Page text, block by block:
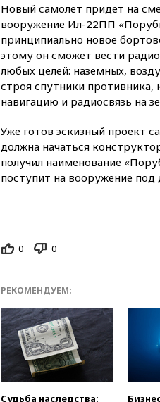
Новый самолет придет на
вооружение Ил-22ПП
принципиально новое
этому он сможет вести
любых целей: наземных,
строя спутники противника,
навигацию и радиосвязь на
Уже готов эскизный проект
должна начаться
получил наименование
поступит на вооружение под
0 0
РЕКОМЕНДУЕМ:
Судьба наследства: